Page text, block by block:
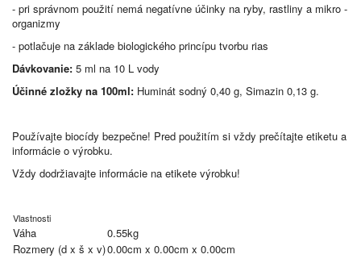
- pri správnom použití nemá negatívne účinky na ryby, rastliny a mikro -
organizmy
- potlačuje na základe biologického princípu tvorbu rias
Dávkovanie: 5 ml na 10 L vody
Účinné zložky na 100ml: Huminát sodný 0,40 g, Simazin 0,13 g.
Používajte biocídy bezpečne! Pred použitím si vždy prečítajte etiketu a
informácie o výrobku.
Vždy dodržiavajte informácie na etikete výrobku!
Vlastnosti
Váha
0.55kg
Rozmery (d x š x v)0.00cm x 0.00cm x 0.00cm